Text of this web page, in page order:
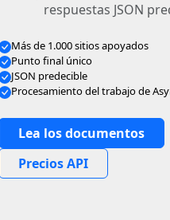
respuestas JSON
Más de 1.000 sitios apoyados
Punto final único
JSON predecible
Procesamiento del trabajo de
Lea los documentos
Precios API